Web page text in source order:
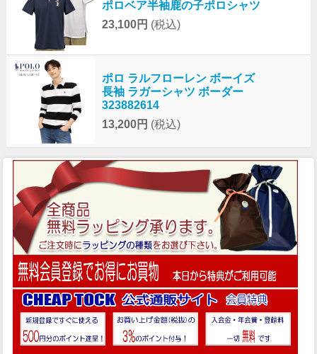
ポロベア半袖鹿の子ポロシャツ
23,100円 (税込)
ポロ ラルフローレン ボーイズ
長袖 ラガーシャツ ボーダー
323882614
13,200円 (税込)